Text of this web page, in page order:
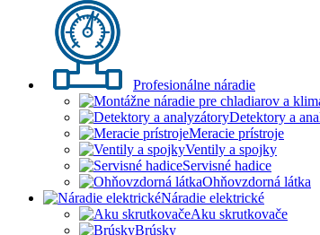
Profesionálne náradie
Detektory a
Meracie prístroje
Ventily a spojky
Servisné hadice
Ohňovzdorná látka
Náradie elektrické
Aku skrutkovače
Brúsky